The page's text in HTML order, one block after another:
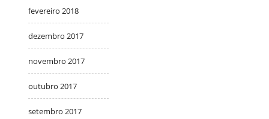
fevereiro 2018
dezembro 2017
novembro 2017
outubro 2017
setembro 2017